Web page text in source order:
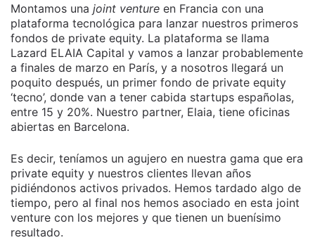
Montamos una joint venture en Francia con una
plataforma tecnológica para lanzar nuestros primeros
fondos de private equity. La plataforma se llama
Lazard ELAIA Capital y vamos a lanzar probablemente
a finales de marzo en París, y a nosotros llegará un
poquito después, un primer fondo de private equity
‘tecno’, donde van a tener cabida startups españolas,
entre 15 y 20%. Nuestro partner, Elaia, tiene oficinas
abiertas en Barcelona.
Es decir, teníamos un agujero en nuestra gama que era
private equity y nuestros clientes llevan años
pidiéndonos activos privados. Hemos tardado algo de
tiempo, pero al final nos hemos asociado en esta joint
venture con los mejores y que tienen un buenísimo
resultado.